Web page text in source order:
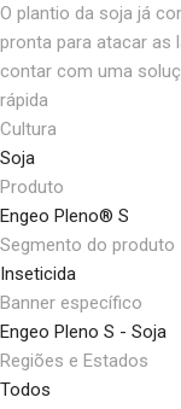
O plantio da soja já
pronta para atacar as
contar com uma
rápida
Cultura
Soja
Produto
Engeo Pleno® S
Segmento do produto
Inseticida
Banner específico
Engeo Pleno S - Soja
Regiões e Estados
Todos